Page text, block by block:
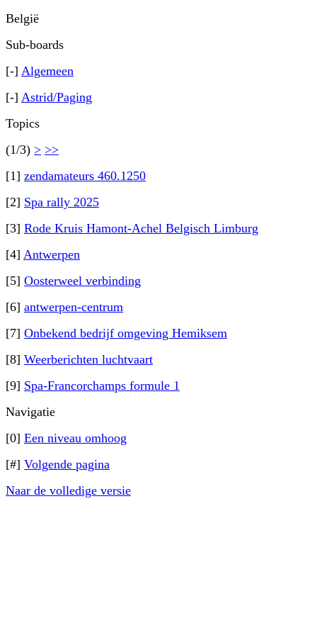
België
Sub-boards
[-] Algemeen
[-] Astrid/Paging
Topics
(1/3) > >>
[1] zendamateurs 460.1250
[2] Spa rally 2025
[3] Rode Kruis Hamont-Achel Belgisch Limburg
[4] Antwerpen
[5] Oosterweel verbinding
[6] antwerpen-centrum
[7] Onbekend bedrijf omgeving Hemiksem
[8] Weerberichten luchtvaart
[9] Spa-Francorchamps formule 1
Navigatie
[0] Een niveau omhoog
[#] Volgende pagina
Naar de volledige versie